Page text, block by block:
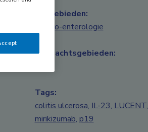
Vakgebieden:
Gastro-enterologie
Aandachtsgebieden:
Tags:
colitis ulcerosa, IL-23, LUCENT,
mirikizumab, p19